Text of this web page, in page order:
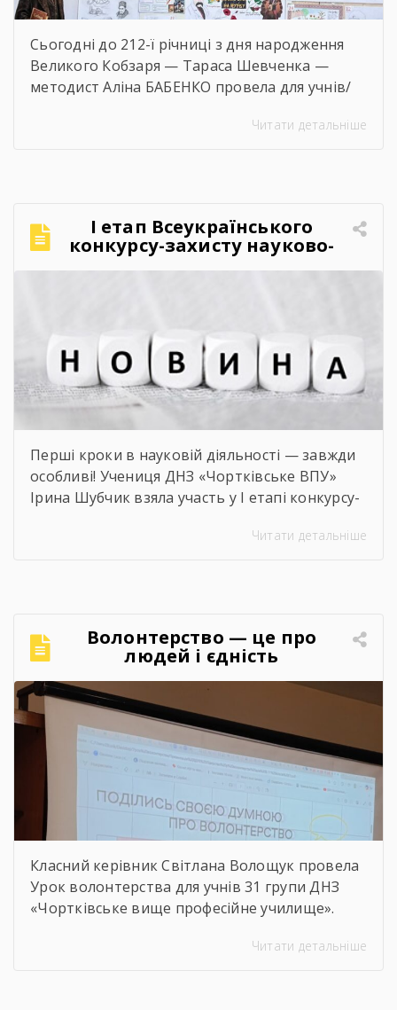
Сьогодні до 212-ї річниці з дня народження
Великого Кобзаря — Тараса Шевченка —
методист Аліна БАБЕНКО провела для учнів/
закладу інтерактивний захід «Кобзар
поезії, а також разом виконали безсмертний
[…]
Читати детальніше
І етап Всеукраїнського
конкурсу-захисту науково-
дослідницьких робіт учнів-
Перші кроки в науковій діяльності — завжди
особливі! Учениця ДНЗ «Чортківське ВПУ»
Ірина Шубчик взяла участь у І етапі конкурсу-
«Сучасний стан та перспективи розвитку
аналізом та прагненням осмислити сучасні
виклики й перспективи розвитку аграрної
сфери Чортківського […]
Читати детальніше
Волонтерство — це про
людей і єдність
Класний керівник Світлана Волощук провела
Урок волонтерства для учнів 31 групи ДНЗ
«Чортківське вище професійне училище».
урок відбувся онлайн, у живому спілкуванні, з
Читати детальніше